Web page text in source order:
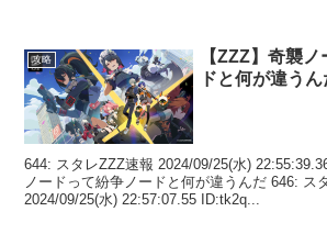
攻略
【ZZZ】奇襲
ドと何が違うん
644: スタレZZZ速報 2024/09/25(水)
ノードって紛争ノードと何が違うんだ 646: ス
2024/09/25(水) 22:57:07.55 ID:tk2q...